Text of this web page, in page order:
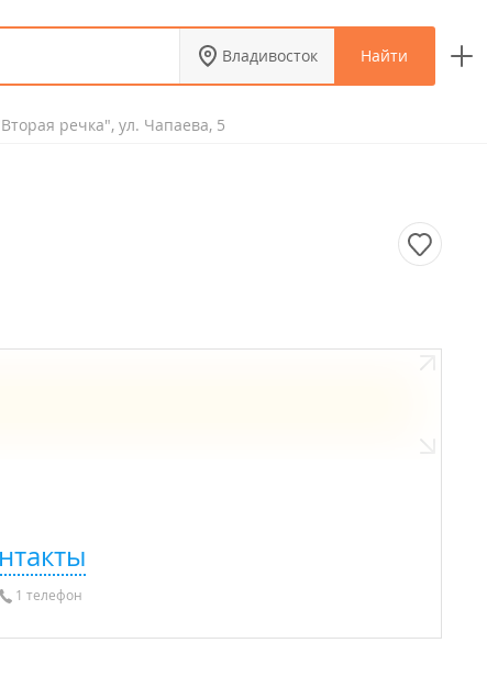
Владивосток Найти
речка", ул. Чапаева, 5
1 телефон